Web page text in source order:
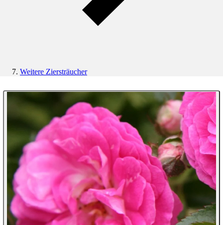
Weitere Ziersträucher